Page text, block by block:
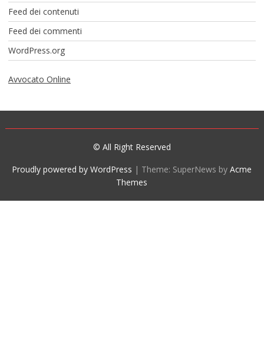
Feed dei contenuti
Feed dei commenti
WordPress.org
Avvocato Online
© All Right Reserved
Proudly powered by WordPress | Theme: SuperNews byAcme
Themes